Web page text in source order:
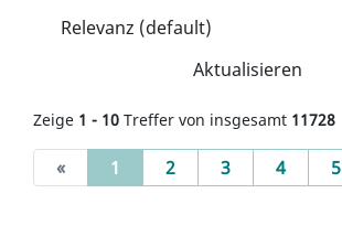
Aktualisieren
Zeige 1 - 10 Treffer von insgesamt 11728
« 1 (current)
2 3 4 5